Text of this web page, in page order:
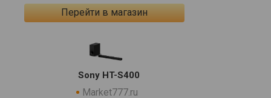
Перейти в магазин
Sony HT-S400
Market777.ru